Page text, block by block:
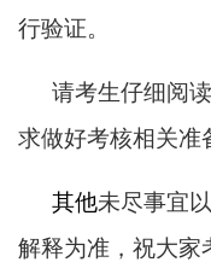
行验证。
请考生仔细阅
求做好考核相关准
其他未尽事宜
解释为准，祝大家